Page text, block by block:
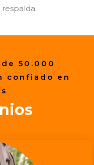
50.000
confiado en